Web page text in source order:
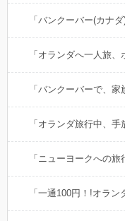
「バンクーバー(カナ
「オランダへ一人旅
「バンクーバーで、
「オランダ旅行中、手
「ニューヨークへの
「一通100円！!オラン